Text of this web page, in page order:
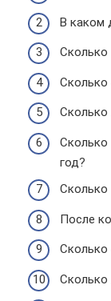
В каком
Сколько
Сколько
Сколько
Сколько
год?
Сколько
После
Сколько
Сколько